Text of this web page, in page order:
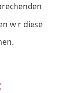
wir diese